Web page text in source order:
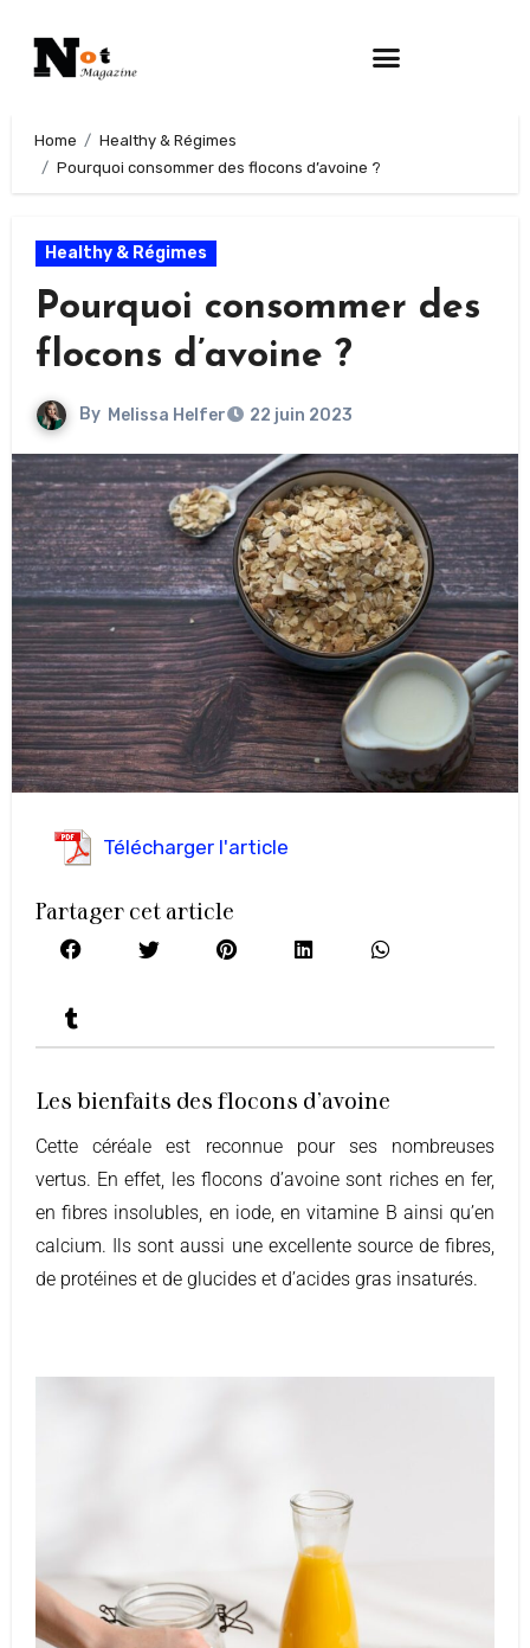
Home
Healthy & Régimes
Pourquoi consommer des flocons d’avoine ?
Healthy & Régimes
Pourquoi consommer des
flocons d’avoine ?
By Melissa Helfer 22 juin 2023
Télécharger l'article
Partager cet article
Les bienfaits des flocons d’avoine
Cette céréale est reconnue pour ses nombreuses
vertus. En effet, les flocons d’avoine sont riches en fer,
en fibres insolubles, en iode, en vitamine B ainsi qu’en
calcium. Ils sont aussi une excellente source de fibres,
de protéines et de glucides et d’acides gras insaturés.